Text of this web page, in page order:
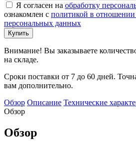
Я согласен на обработку
ознакомлен с политикой в отношении
персональных данных
Внимание! Вы заказываете
на складе.
Сроки поставки от 7 до 60 дней.
вам дополнительно.
Обзор Описание Технические
Обзор
Обзор